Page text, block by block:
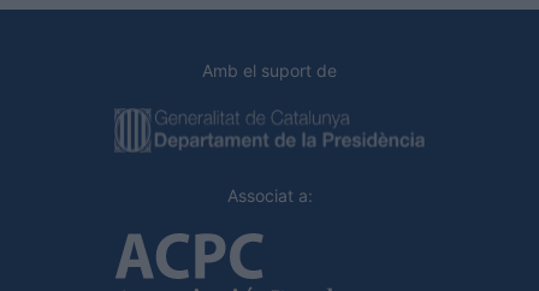
Amb el suport de
Associat a: